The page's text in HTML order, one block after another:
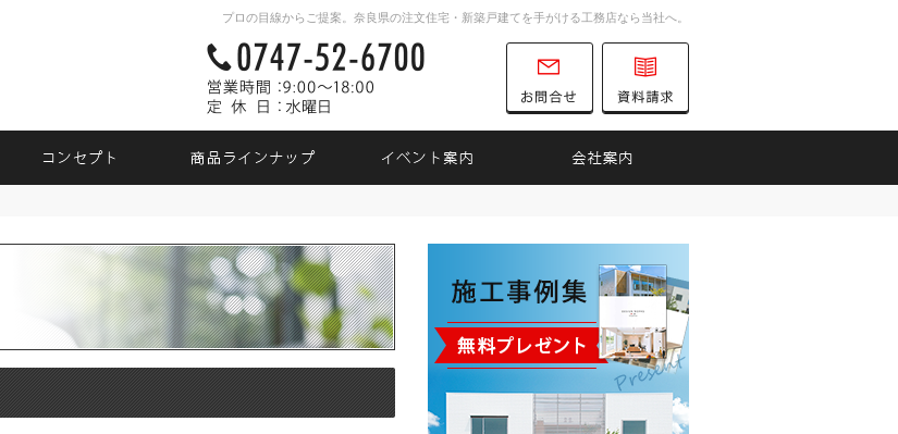
プロの目線からご提案。奈良県の注文住宅・新築戸建てを手がける工務店なら当社へ。
0747-52-6700
営業時間
9:00～18:00
定休日
水曜日 お問合せ